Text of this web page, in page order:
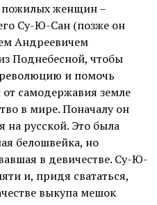
пожилых женщин –
Су-Ю-Сан (позже он
Андреевичем
Поднебесной, чтобы
и помочь
самодержавия земле
в мире. Поначалу он
на русской. Это была
белошвейка, но
в девичестве. Су-Ю-
и, придя свататься,
выкупа мешок